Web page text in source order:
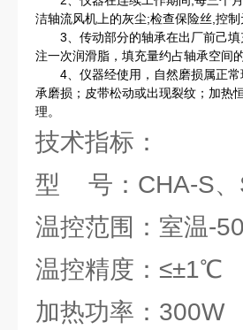
洁轴流风机上的灰尘;检查保险丝,控制
3、传动部分的轴承在出厂前己填
注一次润滑脂，填充量约占轴承空间的
4、仪器经使用，自然磨损属正常
承磨损；皮带松动或出现裂纹；加热
理。
技术指标：
型 号：CHA-S、
温控范围：室温-
温控精度：≤±1℃
加热功率：300W